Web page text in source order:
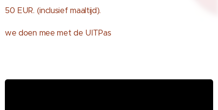
50 EUR. (inclusief maaltijd).
we doen mee met de UITPas